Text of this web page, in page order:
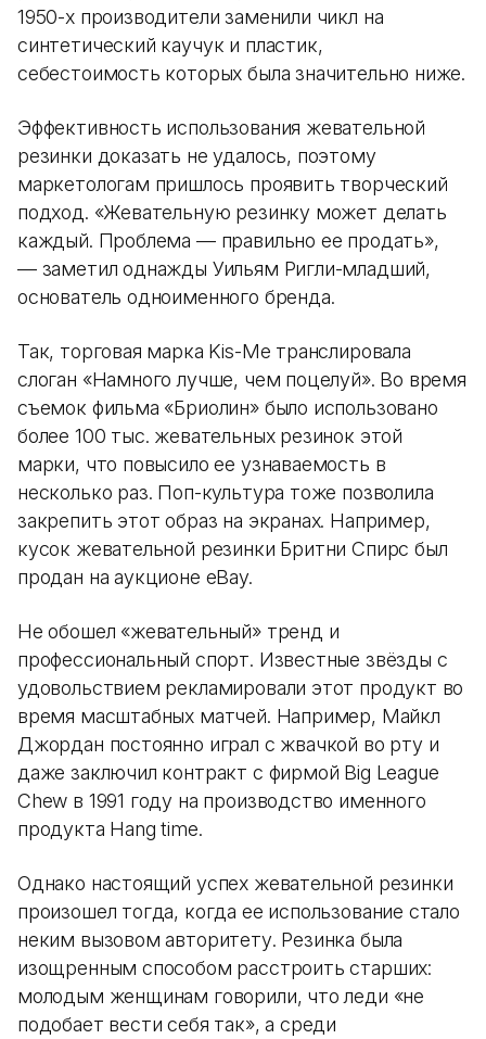
1950-х производители заменили чикл на
синтетический каучук и пластик,
себестоимость которых была значительно ниже.
Эффективность использования жевательной
резинки доказать не удалось, поэтому
маркетологам пришлось проявить творческий
подход. «Жевательную резинку может делать
каждый. Проблема — правильно ее продать»,
— заметил однажды Уильям Ригли-младший,
основатель одноименного бренда.
Так, торговая марка Kis-Me транслировала
слоган «Намного лучше, чем поцелуй». Во время
съемок фильма «Бриолин» было использовано
более 100 тыс. жевательных резинок этой
марки, что повысило ее узнаваемость в
несколько раз. Поп-культура тоже позволила
закрепить этот образ на экранах. Например,
кусок жевательной резинки Бритни Спирс был
продан на аукционе eBay.
Не обошел «жевательный» тренд и
профессиональный спорт. Известные звёзды с
удовольствием рекламировали этот продукт во
время масштабных матчей. Например, Майкл
Джордан постоянно играл с жвачкой во рту и
даже заключил контракт с фирмой Big League
Chew в 1991 году на производство именного
продукта Hang time.
Однако настоящий успех жевательной резинки
произошел тогда, когда ее использование стало
неким вызовом авторитету. Резинка была
изощренным способом расстроить старших:
молодым женщинам говорили, что леди «не
подобает вести себя так», а среди